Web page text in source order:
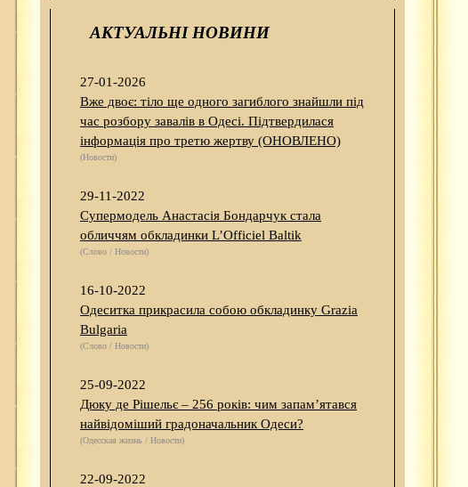
АКТУАЛЬНІ НОВИНИ
27-01-2026
Вже двоє: тіло ще одного загиблого знайшли під
час розбору завалів в Одесі. Підтвердилася
інформація про третю жертву (ОНОВЛЕНО)
(Новости)
29-11-2022
Супермодель Анастасія Бондарчук стала
обличчям обкладинки L’Officiel Baltik
(Слово / Новости)
16-10-2022
Одеситка прикрасила собою обкладинку Grazia
Bulgaria
(Слово / Новости)
25-09-2022
Дюку де Рішельє – 256 років: чим запам’ятався
найвідоміший градоначальник Одеси?
(Одесская жизнь / Новости)
22-09-2022